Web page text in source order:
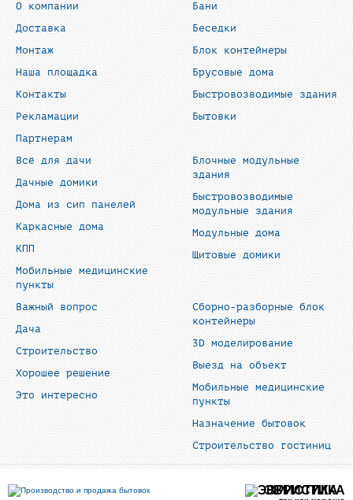
О компании
Доставка
Монтаж
Наша площадка
Контакты
Рекламации
Партнерам
Бани
Беседки
Блок контейнеры
Брусовые дома
Быстровозводимые здания
Бытовки
Всё для дачи
Дачные домики
Дома из сип панелей
Каркасные дома
КПП
Мобильные медицинские
пункты
Блочные модульные
здания
Быстровозводимые
модульные здания
Модульные дома
Щитовые домики
Важный вопрос
Дача
Строительство
Хорошее решение
Это интересно
Сборно-разборные блок
контейнеры
3D моделирование
Выезд на объект
Мобильные медицинские
пункты
Назначение бытовок
Строительство гостиниц
ЭВРИСТИКА